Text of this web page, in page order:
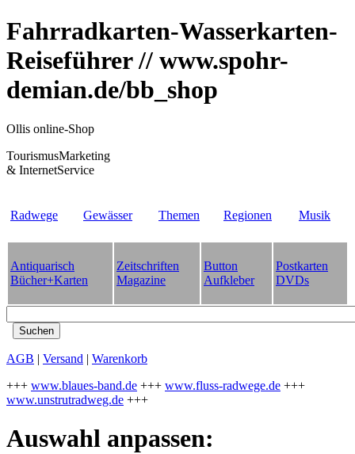
Fahrradkarten-Wasserkarten-
Reiseführer // www.spohr-
demian.de/bb_shop
Ollis online-Shop
TourismusMarketing
& InternetService
Radwege Gewässer Themen Regionen Musik
Antiquarisch
Bücher+Karten
Zeitschriften
Magazine
Button
Aufkleber
Postkarten
DVDs
AGB | Versand | Warenkorb
+++ www.blaues-band.de +++ www.fluss-radwege.de +++
www.unstrutradweg.de +++
Auswahl anpassen: